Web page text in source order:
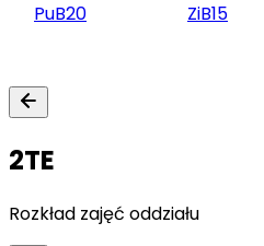
PuB20 ZiB15
2TE
Rozkład zajęć oddziału